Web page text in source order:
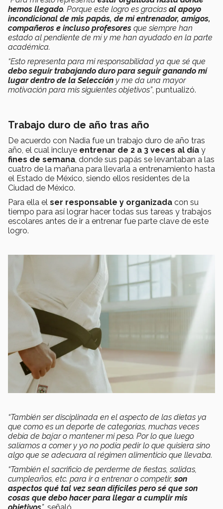
hemos llegado. Porque este logro es gracias al apoyo
incondicional de mis papás, de mi entrenador, amigos,
compañeros e incluso profesores que siempre han
estado al pendiente de mí y me han ayudado en la parte
académica.
“Esto representa para mi responsabilidad ya que sé que
debo seguir trabajando duro para seguir ganando mí
lugar dentro de la Selección y me da una mayor
motivación para mis siguientes objetivos”, puntualizó.
Trabajo duro de año tras año
De acuerdo con Nadia fue un trabajo duro de año tras
año, el cual incluye entrenar de 2 a 3 veces al día y
fines de semana, donde sus papás se levantaban a las
cuatro de la mañana para llevarla a entrenamiento hasta
el Estado de México, siendo ellos residentes de la
Ciudad de México.
Para ella el ser responsable y organizada con su
tiempo para así lograr hacer todas sus tareas y trabajos
escolares antes de ir a entrenar fue parte clave de este
logro.
“También ser disciplinada en el aspecto de las dietas ya
que como es un deporte de categorías, muchas veces
debía de bajar o mantener mi peso. Por lo que luego
salíamos a comer y yo no podía pedir lo que quisiera sino
algo que se adecuara al régimen alimenticio que llevaba.
“También el sacrificio de perderme de fiestas, salidas,
cumpleaños, etc. para ir a entrenar o competir,son
aspectos qué tal vez sean difíciles pero sé que son
cosas que debo hacer para llegar a cumplir mis